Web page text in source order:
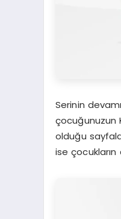
Serinin
çocuğunuzun
olduğu
ise